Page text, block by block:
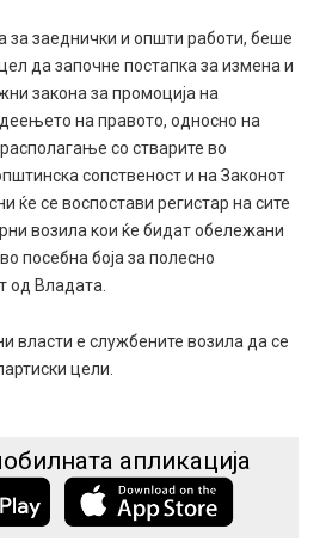
за заеднички и општи работи, беше
да започне постапка за измена и
закона за промоција на
на правото, односно на
со стварите во
сопственост и на Законот
ќе се воспостави регистар на сите
возила кои ќе бидат обележани
посебна боја за полесно
од Владата.
власти е службените возила да се
цели.
апликација